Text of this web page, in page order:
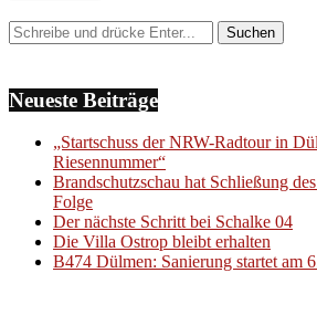
Neueste Beiträge
„Startschuss der NRW-Radtour in
Riesennummer“
Brandschutzschau hat Schließung
Folge
Der nächste Schritt bei Schalke 04
Die Villa Ostrop bleibt erhalten
B474 Dülmen: Sanierung startet am